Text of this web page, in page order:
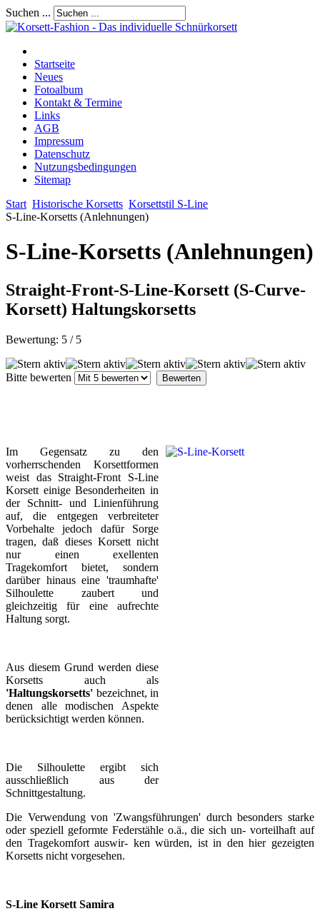
Suchen ...
Startseite
Neues
Fotoalbum
Kontakt & Termine
Links
AGB
Impressum
Datenschutz
Nutzungsbedingungen
Sitemap
Start Historische Korsetts Korsettstil S-Line
S-Line-Korsetts (Anlehnungen)
S-Line-Korsetts (Anlehnungen)
Straight-Front-S-Line-Korsett (S-Curve-
Korsett) Haltungskorsetts
Bewertung: 5 / 5
Bitte bewerten
Im Gegensatz zu den
vorherrschenden Korsettformen
weist das Straight-Front S-Line
Korsett einige Besonderheiten in
der Schnitt- und Linienführung
auf, die entgegen verbreiteter
Vorbehalte jedoch dafür Sorge
tragen, daß dieses Korsett nicht
nur einen exellenten
Tragekomfort bietet, sondern
darüber hinaus eine 'traumhafte'
Silhoulette zaubert und
gleichzeitig für eine aufrechte
Haltung sorgt.
Aus diesem Grund werden diese
Korsetts auch als
'Haltungskorsetts' bezeichnet, in
denen alle modischen Aspekte
berücksichtigt werden können.
Die Silhoulette ergibt sich
ausschließlich aus der
Schnittgestaltung.
Die Verwendung von 'Zwangsführungen' durch besonders starke
oder speziell geformte Federstähle o.ä., die sich un- vorteilhaft auf
den Tragekomfort auswir- ken würden, ist in den hier gezeigten
Korsetts nicht vorgesehen.
S-Line Korsett Samira